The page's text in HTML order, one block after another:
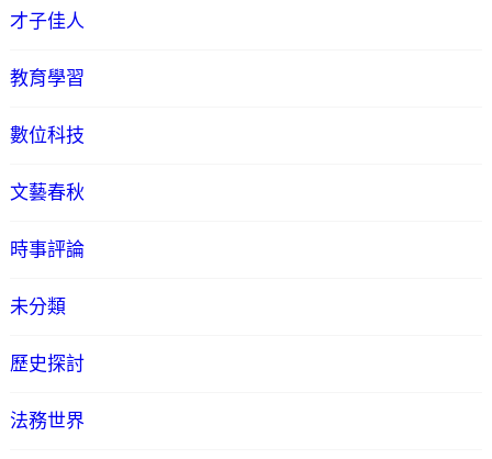
才子佳人
教育學習
數位科技
文藝春秋
時事評論
未分類
歷史探討
法務世界